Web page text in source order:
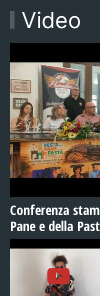
Video
Conferenza
Pane e della